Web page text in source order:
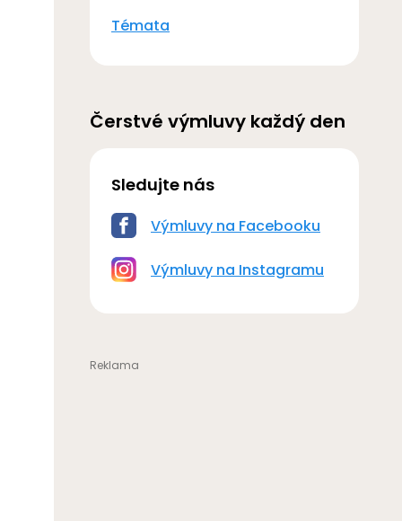
Témata
Čerstvé výmluvy každý den
Sledujte nás
Výmluvy na Facebooku
Výmluvy na Instagramu